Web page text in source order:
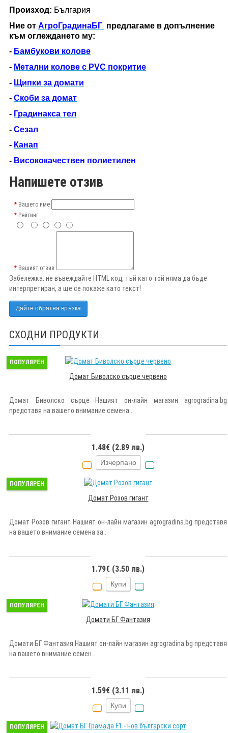
Произход: България
Ние от АгроГрадинаБГ предлагаме в допълнение
към оглеждането му:
- Бамбукови колове
- Метални колове с PVC покритие
- Щипки за домати
- Скоби за домат
- Градинакса тел
- Сезал
- Канап
- Висококачествен полиетилен
Напишете отзив
Вашето име
Рейтинг
Вашият отзив
Забележка: не въвеждайте HTML код, тъй като той няма да бъде
интерпретиран, а ще се покаже като текст!
Дайте обратна връзка
СХОДНИ ПРОДУКТИ
ПОПУЛЯРЕН
Домат Биволско сърце червено
Домат Биволско сърце Нашият он-лайн магазин agrogradina.bg
представя на вашето внимание семена ..
1.48€ (2.89 лв.)
Изчерпано
ПОПУЛЯРЕН
Домат Розов гигант
Домат Розов гигант Нашият он-лайн магазин agrogradina.bg представя
на вашето внимание семена за..
1.79€ (3.50 лв.)
Купи
ПОПУЛЯРЕН
Домати БГ Фантазия
Домати БГ Фантазия Нашият он-лайн магазин agrogradina.bg представя
на вашето внимание семен..
1.59€ (3.11 лв.)
Купи
ПОПУЛЯРЕН